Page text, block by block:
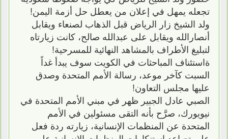
تجعله يمهل في إعلان من يعطل حل أزمة اليمن!
ولد الشيخ زار الرياض قبل الذهاب لصنعاء ويقابل
أنصارالله ويقابل على عبدالله صالح، كانت زيارتاه
لتبليغ الأطراف بالمشاهد النهائية للمسرحية!
ةاستئناف المباحثات في الكويت سوف يبدأ غداً
السبت كآخر موعد، رسالة الأمم المتحدة وصدق
عليها مجلس التعاون!
الصبي عادل الجبير ظهر في مبني الأمم المتحدة في
نيويورك، صرَّح بأنه التقى مسئولين في الأمم
المتحدة عن المنظمات الإنسانية، زيارته ردة فعل